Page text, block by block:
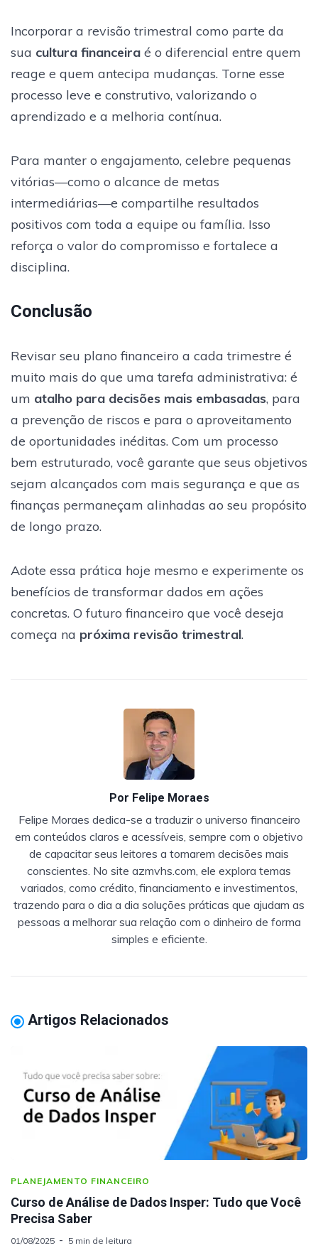
Incorporar a revisão trimestral como parte da
sua cultura financeira é o diferencial entre quem
reage e quem antecipa mudanças. Torne esse
processo leve e construtivo, valorizando o
aprendizado e a melhoria contínua.
Para manter o engajamento, celebre pequenas
vitórias—como o alcance de metas
intermediárias—e compartilhe resultados
positivos com toda a equipe ou família. Isso
reforça o valor do compromisso e fortalece a
disciplina.
Conclusão
Revisar seu plano financeiro a cada trimestre é
muito mais do que uma tarefa administrativa: é
um atalho para decisões mais embasadas, para
a prevenção de riscos e para o aproveitamento
de oportunidades inéditas. Com um processo
bem estruturado, você garante que seus objetivos
sejam alcançados com mais segurança e que as
finanças permaneçam alinhadas ao seu propósito
de longo prazo.
Adote essa prática hoje mesmo e experimente os
benefícios de transformar dados em ações
concretas. O futuro financeiro que você deseja
começa na próxima revisão trimestral.
Por Felipe Moraes
Felipe Moraes dedica-se a traduzir o universo financeiro
em conteúdos claros e acessíveis, sempre com o objetivo
de capacitar seus leitores a tomarem decisões mais
conscientes. No site azmvhs.com, ele explora temas
variados, como crédito, financiamento e investimentos,
trazendo para o dia a dia soluções práticas que ajudam as
pessoas a melhorar sua relação com o dinheiro de forma
simples e eficiente.
Artigos Relacionados
PLANEJAMENTO FINANCEIRO
Curso de Análise de Dados Insper: Tudo que Você
Precisa Saber
01/08/2025 5 min de leitura